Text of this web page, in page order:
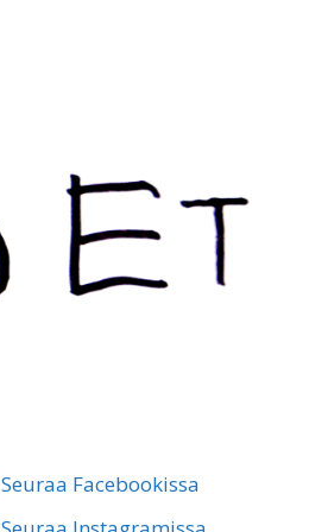
Seuraa Facebookissa